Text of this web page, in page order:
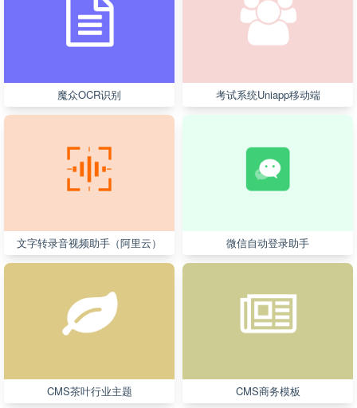
魔众OCR识别 考试系统Uniapp移动端
文字转录音视频助手（阿里云） 微信自动登录助手
CMS茶叶行业主题 CMS商务模板